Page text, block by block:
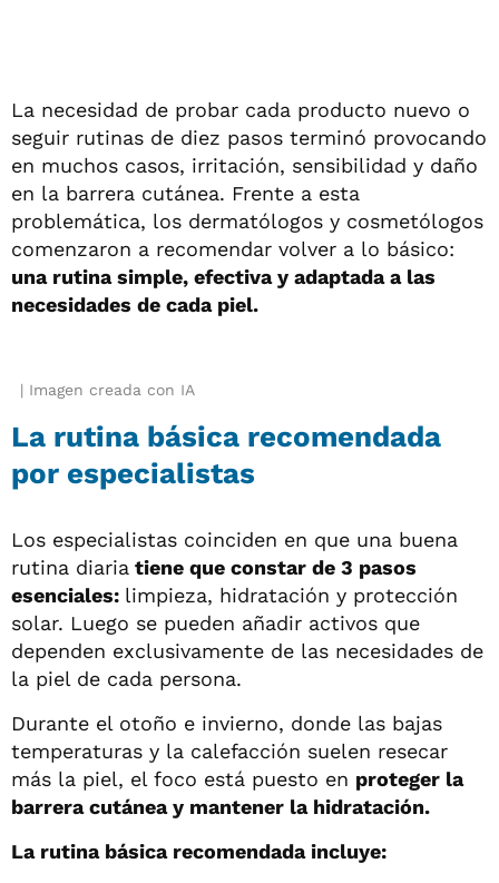
La necesidad de probar cada producto nuevo o
seguir rutinas de diez pasos terminó provocando
en muchos casos, irritación, sensibilidad y daño
en la barrera cutánea. Frente a esta
problemática, los dermatólogos y cosmetólogos
comenzaron a recomendar volver a lo básico:
una rutina simple, efectiva y adaptada a las
necesidades de cada piel.
Imagen creada con IA
La rutina básica recomendada
por especialistas
Los especialistas coinciden en que una buena
rutina diaria tiene que constar de 3 pasos
esenciales: limpieza, hidratación y protección
solar. Luego se pueden añadir activos que
dependen exclusivamente de las necesidades de
la piel de cada persona.
Durante el otoño e invierno, donde las bajas
temperaturas y la calefacción suelen resecar
más la piel, el foco está puesto en proteger la
barrera cutánea y mantener la hidratación.
La rutina básica recomendada incluye: